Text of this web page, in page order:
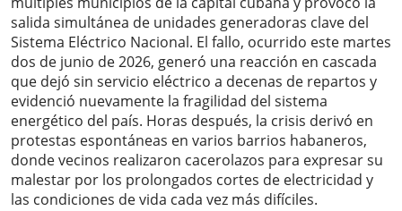
salida simultánea de unidades generadoras clave del
Sistema Eléctrico Nacional. El fallo, ocurrido este martes
dos de junio de 2026, generó una reacción en cascada
que dejó sin servicio eléctrico a decenas de repartos y
evidenció nuevamente la fragilidad del sistema
energético del país. Horas después, la crisis derivó en
protestas espontáneas en varios barrios habaneros,
donde vecinos realizaron cacerolazos para expresar su
malestar por los prolongados cortes de electricidad y
las condiciones de vida cada vez más difíciles.